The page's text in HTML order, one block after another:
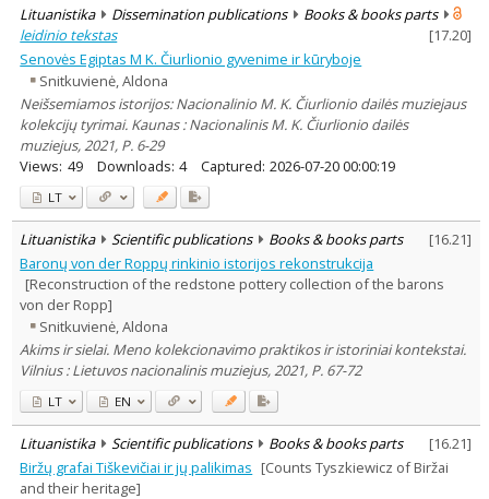
Lithuanian place names
Subject
Journal
Lituanistika Dissemination publications
Books & books parts
leidinio tekstas
[17.20]
Senovės Egiptas M K. Čiurlionio gyvenime ir kūryboje
Snitkuvienė, Aldona
Neišsemiamos istorijos: Nacionalinio M. K. Čiurlionio dailės muziejaus
kolekcijų tyrimai. Kaunas : Nacionalinis M. K. Čiurlionio dailės
muziejus, 2021, P. 6-29
Views: 49 Downloads: 4 Captured: 2026-07-20 00:00:19
LT
Lituanistika Scientific publications Books & books parts [16.21]
Baronų von der Roppų rinkinio istorijos rekonstrukcija
[Reconstruction of the redstone pottery collection of the barons
von der Ropp]
Snitkuvienė, Aldona
Akims ir sielai. Meno kolekcionavimo praktikos ir istoriniai kontekstai.
Vilnius : Lietuvos nacionalinis muziejus, 2021, P. 67-72
LT EN
Lituanistika Scientific publications Books & books parts [16.21]
Biržų grafai Tiškevičiai ir jų palikimas [Counts Tyszkiewicz of Biržai
and their heritage]